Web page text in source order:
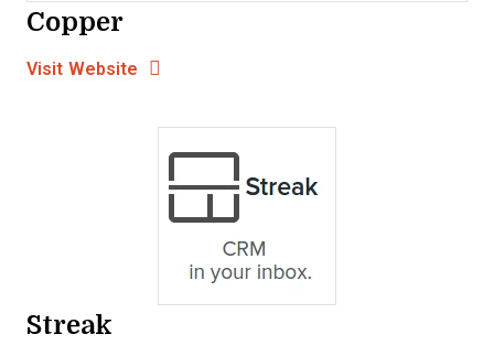
Copper
Visit Website Opens New Window
Streak